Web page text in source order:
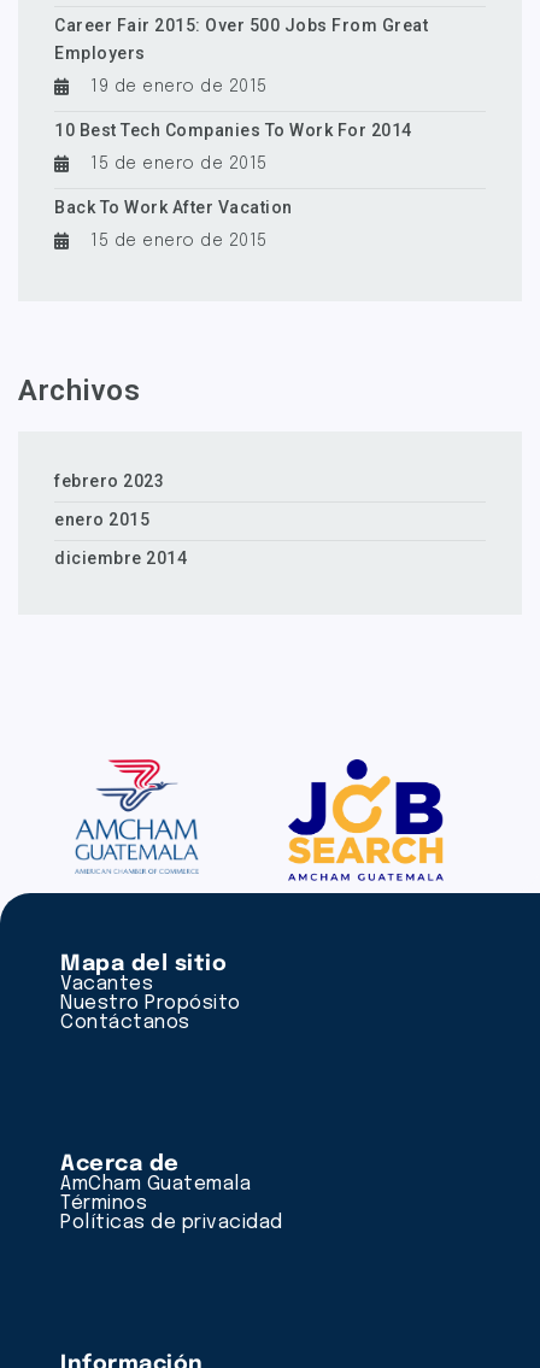
Career Fair 2015: Over 500 Jobs From Great
Employers
19 de enero de 2015
10 Best Tech Companies To Work For 2014
15 de enero de 2015
Back To Work After Vacation
15 de enero de 2015
Archivos
febrero 2023
enero 2015
diciembre 2014
Mapa del sitio
Vacantes
Nuestro Propósito
Contáctanos
Acerca de
AmCham Guatemala
Términos
Políticas de privacidad